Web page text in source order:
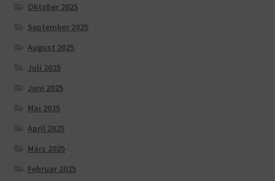
Oktober 2025
September 2025
August 2025
Juli 2025
Juni 2025
Mai 2025
April 2025
März 2025
Februar 2025